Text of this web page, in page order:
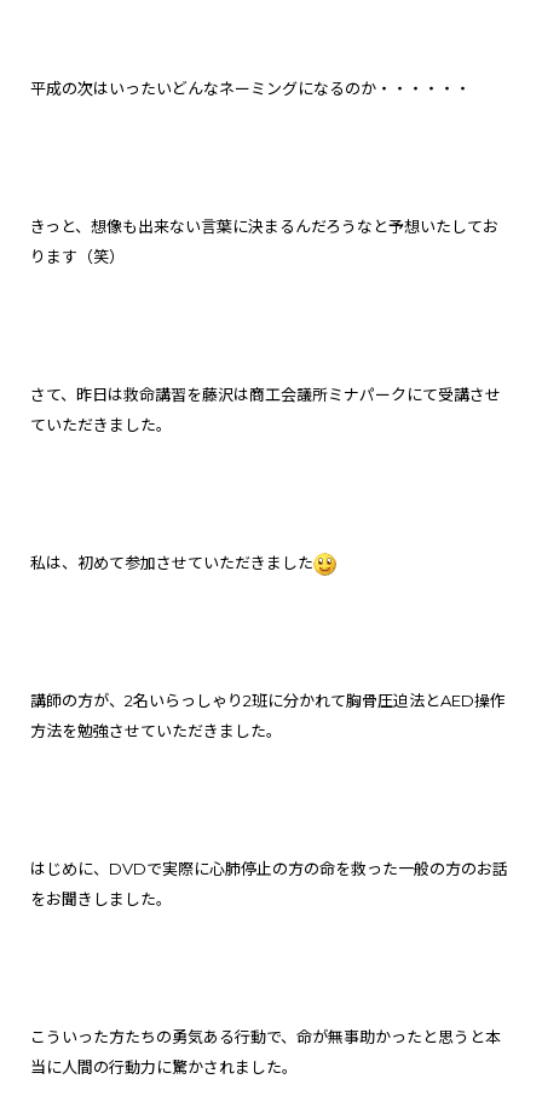
平成の次はいったいどんなネーミングになるのか・・・・・・
きっと、想像も出来ない言葉に決まるんだろうなと予想いたしてお
ります（笑）
さて、昨日は救命講習を藤沢は商工会議所ミナパークにて受講させ
ていただきました。
私は、初めて参加させていただきました
講師の方が、2名いらっしゃり2班に分かれて胸骨圧迫法とAED操作
方法を勉強させていただきました。
はじめに、DVDで実際に心肺停止の方の命を救った一般の方のお話
をお聞きしました。
こういった方たちの勇気ある行動で、命が無事助かったと思うと本
当に人間の行動力に驚かされました。